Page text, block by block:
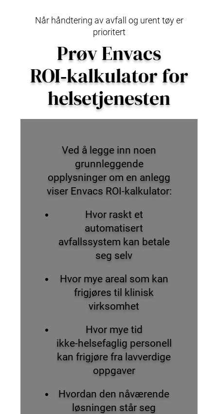
Når håndtering av avfall og urent tøy er
prioritert
Prøv Envacs
ROI‑kalkulator for
helsetjenesten
Ved å legge inn noen
grunnleggende
opplysninger om en anlegg
viser Envacs ROI‑kalkulator:
Hvor raskt et
automatisert
avfallssystem kan betale
seg selv
Hvor mye areal som kan
frigjøres til klinisk
virksomhet
Hvor mye tid
ikke‑helsefaglig personell
kan frigjøre fra lavverdige
oppgaver
Hvordan den nåværende
løsningen står seg